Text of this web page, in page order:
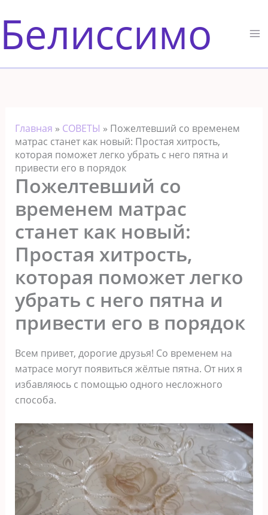
к
содержимому
Белиссимо
Главная » СОВЕТЫ » Пожелтевший со временем
матрас станет как новый: Простая хитрость,
которая поможет легко убрать с него пятна и
привести его в порядок
Пожелтевший со
временем матрас
станет как новый:
Простая хитрость,
которая поможет легко
убрать с него пятна и
привести его в порядок
Всем привет, дорогие друзья! Со временем на
матрасе могут появиться жёлтые пятна. От них я
избавляюсь с помощью одного несложного
способа.